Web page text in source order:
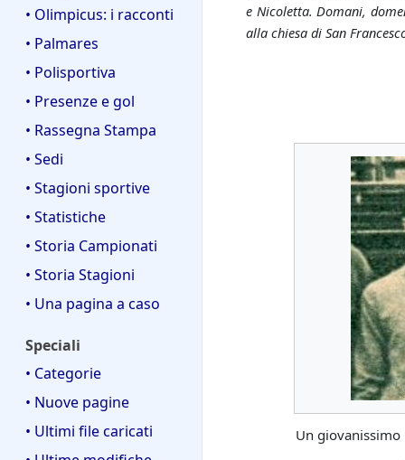
• Olimpicus: i racconti
• Palmares
• Polisportiva
• Presenze e gol
• Rassegna Stampa
• Sedi
• Stagioni sportive
• Statistiche
• Storia Campionati
• Storia Stagioni
• Una pagina a caso
Speciali
• Categorie
• Nuove pagine
• Ultimi file caricati
e Nicoletta. Domani,
alla chiesa di San
Un giovanissimo